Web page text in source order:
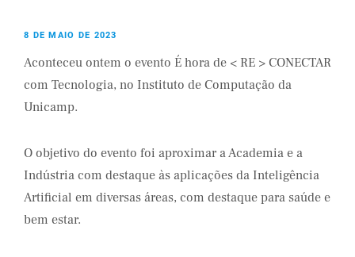
8 DE MAIO DE 2023
Aconteceu ontem o evento É hora de < RE > CONECTAR
com Tecnologia, no Instituto de Computação da
Unicamp.
O objetivo do evento foi aproximar a Academia e a
Indústria com destaque às aplicações da Inteligência
Artificial em diversas áreas, com destaque para saúde e
bem estar.